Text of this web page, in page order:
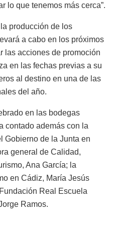
lo que tenemos más cerca”.
producción de los
a cabo en los próximos
las acciones de promoción
en las fechas previas a su
al destino en una de las
del año.
en las bodegas
contado además con la
Gobierno de la Junta en
general de Calidad,
Ana García; la
en Cádiz, María Jesús
Real Escuela
Ramos.